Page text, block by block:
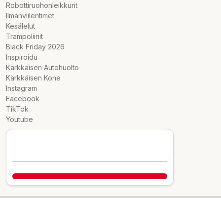
Robottiruohonleikkurit
Ilmanviilentimet
Kesälelut
Trampoliinit
Black Friday 2026
Inspiroidu
Kärkkäisen Autohuolto
Kärkkäisen Kone
Instagram
Facebook
TikTok
Youtube